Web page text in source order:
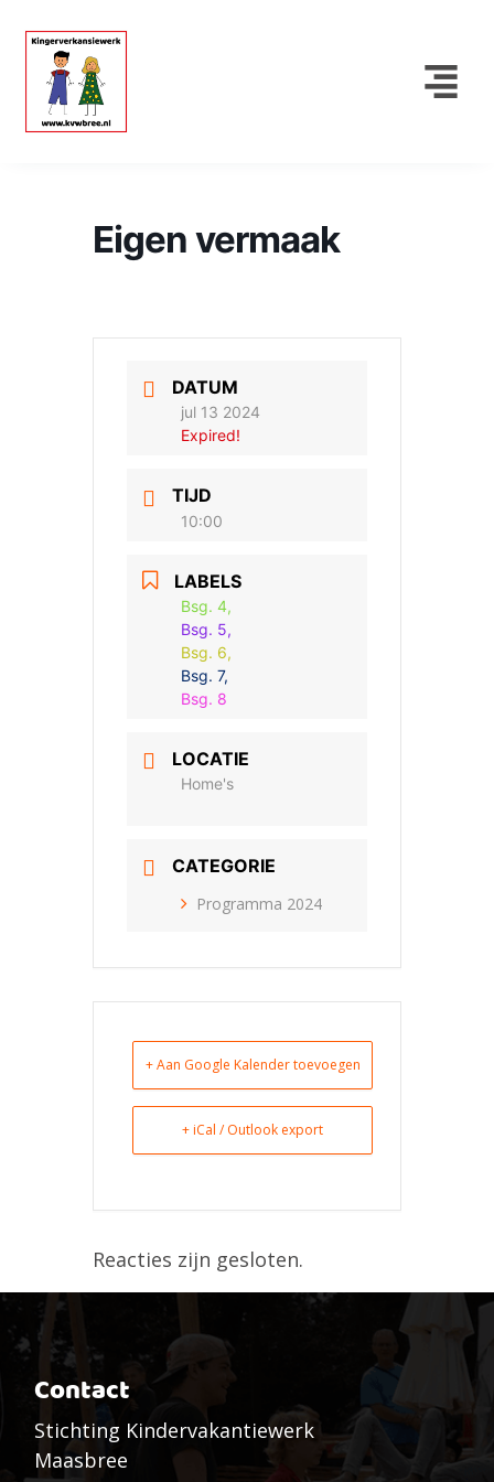
Eigen vermaak
DATUM
jul 13 2024
Expired!
TIJD
10:00
LABELS
Bsg. 4,
Bsg. 5,
Bsg. 6,
Bsg. 7,
Bsg. 8
LOCATIE
Home's
CATEGORIE
Programma 2024
+ Aan Google Kalender toevoegen
+ iCal / Outlook export
Reacties zijn gesloten.
Contact
Stichting Kindervakantiewerk
Maasbree